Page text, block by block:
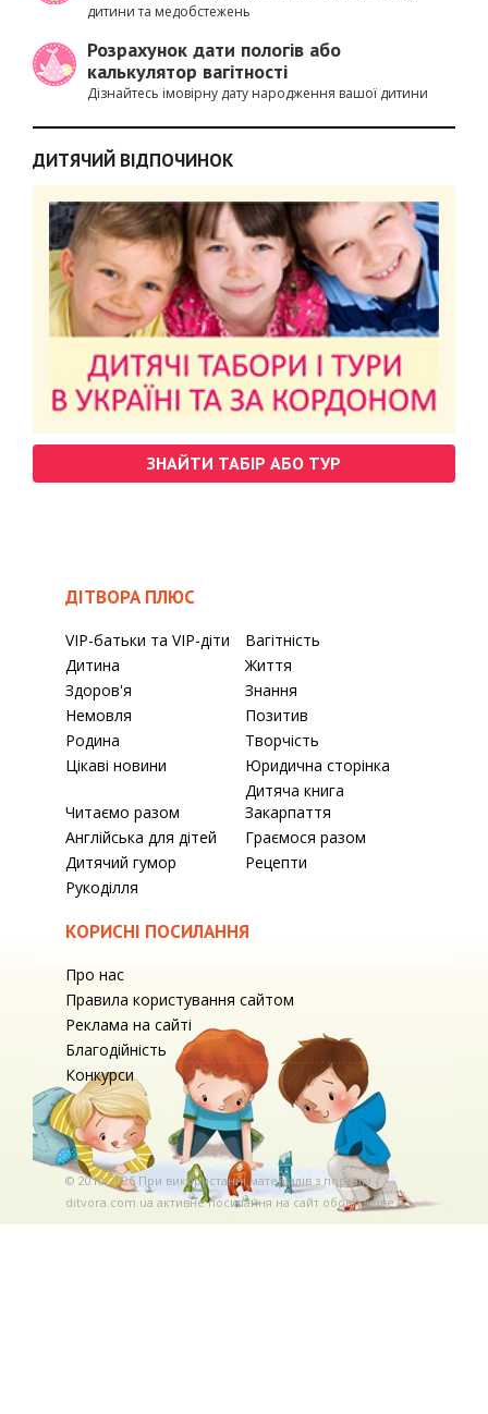
дитини та медобстежень
Розрахунок дати пологів або
калькулятор вагітності
Дізнайтесь імовірну дату народження вашої дитини
ДИТЯЧИЙ ВІДПОЧИНОК
ЗНАЙТИ ТАБІР АБО ТУР
ДІТВОРА ПЛЮС
VIP-батьки та VIP-діти
Вагітність
Дитина
Життя
Здоров'я
Знання
Немовля
Позитив
Родина
Творчість
Цікаві новини
Юридична сторінка
Читаємо разом
Дитяча книга
Закарпаття
Англійська для дітей
Граємося разом
Дитячий гумор
Рецепти
Рукоділля
КОРИСНІ ПОСИЛАННЯ
Про нас
Правила користування сайтом
Реклама на сайті
Благодійність
Конкурси
© 2010-2026 При використаннi матерiалiв з порталу
ditvora.com.ua активне посилання на сайт обов'язкове. .